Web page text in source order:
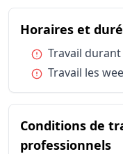
Résumé des
Horaires et durée du
Horaires et durée du
Conditions de travail
Conditions de travail
Conditions de travail
Conditions de travail
Horaires et
Condition :
Travail durant
Condition :
Travail les
Conditions de
professionnels